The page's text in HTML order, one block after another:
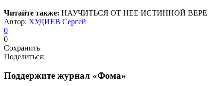
Читайте также: НАУЧИТЬСЯ ОТ НЕЕ ИСТИННОЙ ВЕРЕ
Автор: ХУДИЕВ Сергей
0
0
Сохранить
Поделиться:
Поддержите журнал «Фома»